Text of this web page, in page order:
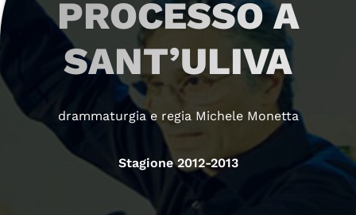
PROCESSO A
SANT’ULIVA
drammaturgia e regia Michele Monetta
Stagione 2012-2013